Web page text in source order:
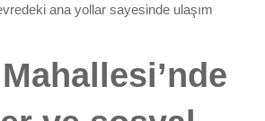
ana yollar sayesinde ulaşım